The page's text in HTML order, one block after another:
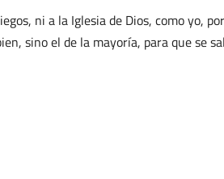
ni a la Iglesia de Dios, como yo,
sino el de la mayoría, para que se